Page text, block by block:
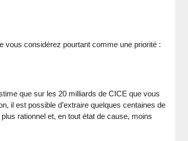
vous considérez pourtant comme une priorité :
que sur les 20 milliards de CICE que vous
il est possible d’extraire quelques centaines de
rationnel et, en tout état de cause, moins